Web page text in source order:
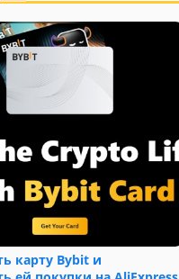
карту Bybit и